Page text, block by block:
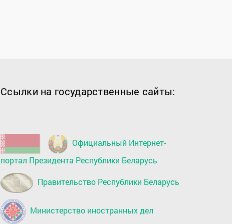
Ссылки на государственные сайты:
Официальный Интернет-
портал Президента Республики Беларусь
Правительство Республики Беларусь
Министерство иностранных дел